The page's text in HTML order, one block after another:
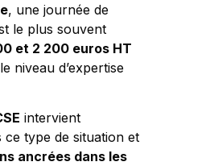
, une journée de
le plus souvent
et 2 200 euros HT
niveau d’expertise
intervient
ce type de situation et
ancrées dans les